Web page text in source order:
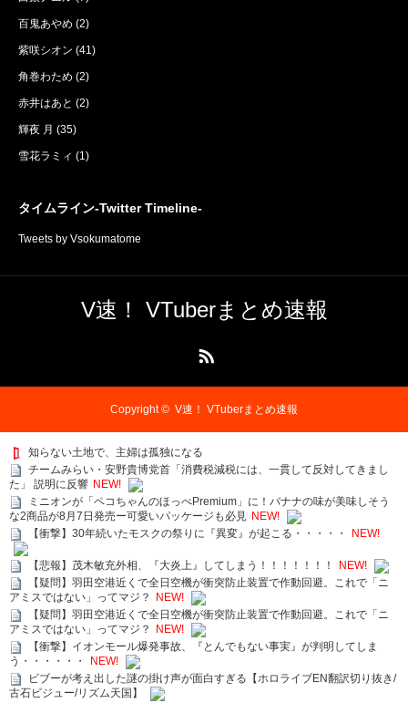
百鬼あやめ (2)
紫咲シオン (41)
角巻わため (2)
赤井はあと (2)
輝夜 月 (35)
雪花ラミィ (1)
タイムライン-Twitter Timeline-
Tweets by Vsokumatome
V速！ VTuberまとめ速報
Copyright © V速！ VTuberまとめ速報
知らない土地で、主婦は孤独になる
チームみらい・安野貴博党首「消費税減税には、一貫して反対してきまし
た」 説明に反響 NEW!
ミニオンが「ペコちゃんのほっぺPremium」に！バナナの味が美味しそう
な2商品が8月7日発売ー可愛いパッケージも必見 NEW!
【衝撃】30年続いたモスクの祭りに『異変』が起こる・・・・・
NEW!
【悲報】茂木敏充外相、『大炎上』してしまう！！！！！！！
NEW!
【疑問】羽田空港近くで全日空機が衝突防止装置で作動回避。これで「ニ
アミスではない」ってマジ？
NEW!
【疑問】羽田空港近くで全日空機が衝突防止装置で作動回避。これで「ニ
アミスではない」ってマジ？
NEW!
【衝撃】イオンモール爆発事故、『とんでもない事実』が判明してしま
う・・・・・・
NEW!
ビブーが考え出した謎の掛け声が面白すぎる【ホロライブEN翻訳切り抜き/
古石ビジュー/リズム天国】